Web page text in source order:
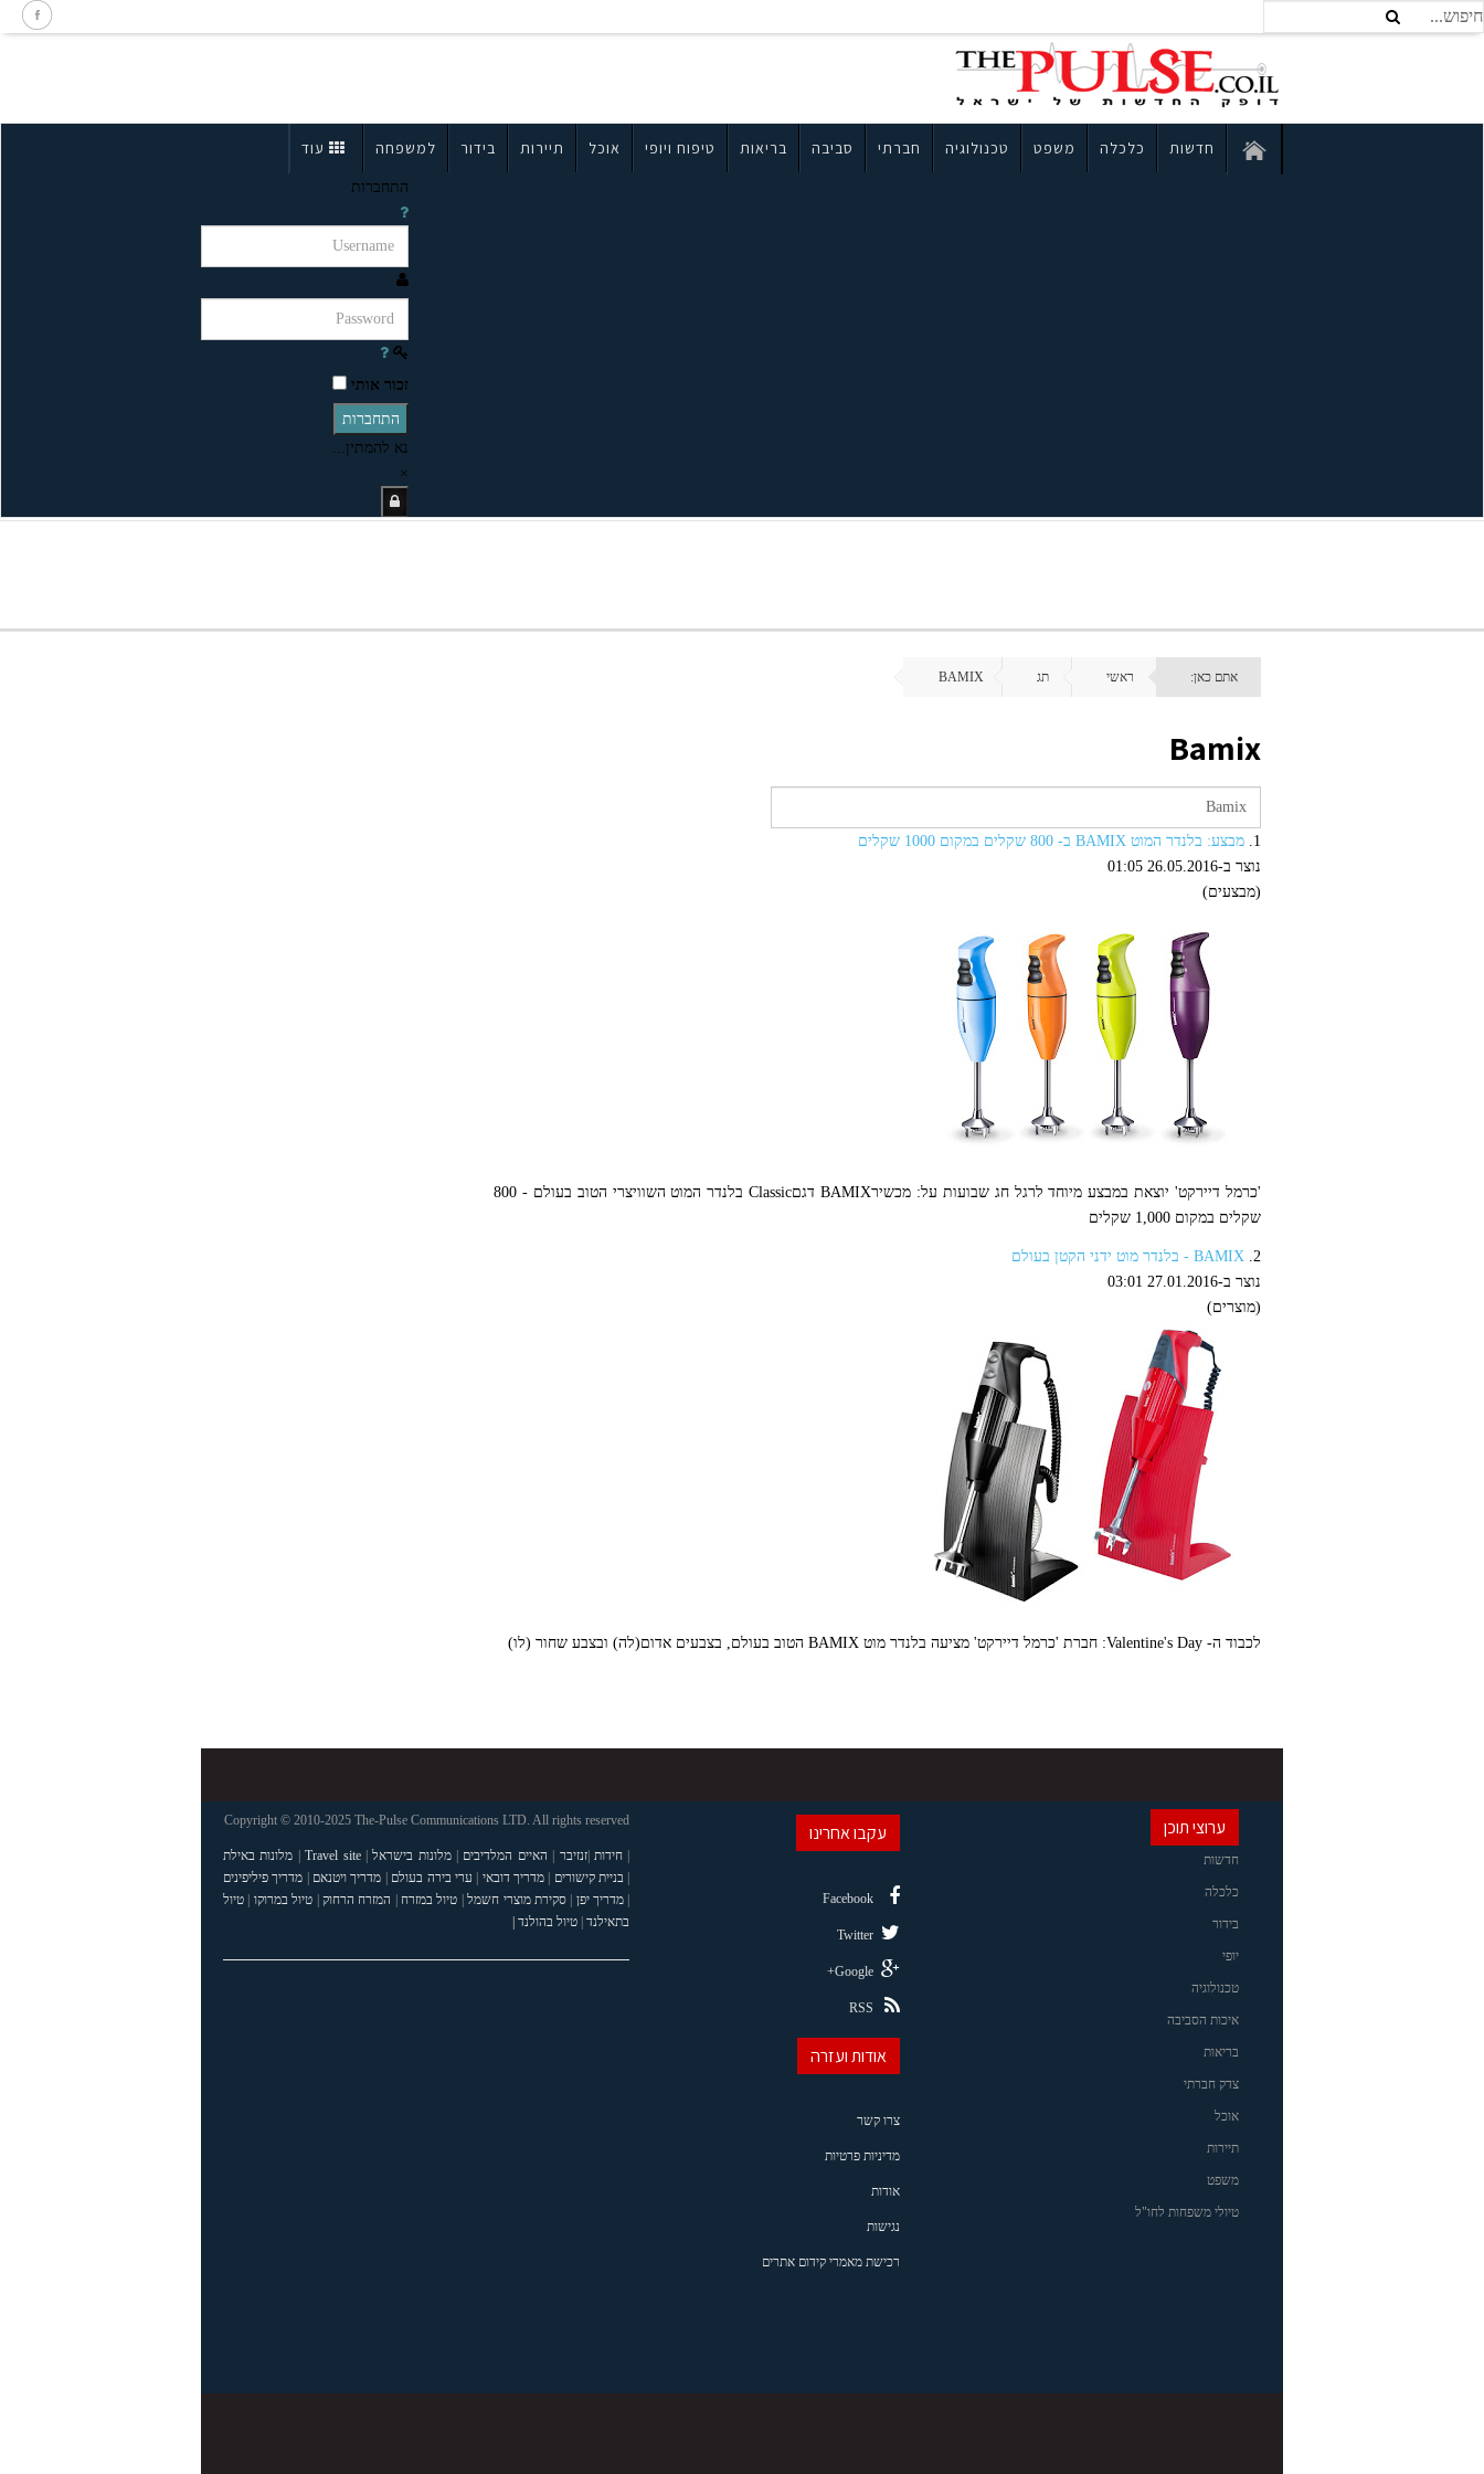
חדשות כלכלה משפט טכנולוגיה חברתי סביבה בריאות טיפוח ויופי אוכל תיירות בידור למשפחה עוד
התחברות
זכור אותי
התחברות
נא להמתין...
×
אתם כאן: ראשי תג BAMIX
Bamix
1. מבצע: בלנדר המוט BAMIX ב- 800 שקלים במקום 1000 שקלים
נוצר ב-26.05.2016 01:05
(מבצעים)
'כרמל דיירקט' יוצאת במבצע מיוחד לרגל חג שבועות על: מכשירBAMIX דגםClassic בלנדר המוט השוויצרי הטוב בעולם - 800
שקלים במקום 1,000 שקלים
2.
BAMIX - בלנדר מוט ידני הקטן בעולם
נוצר ב-27.01.2016 03:01
(מוצרים)
לכבוד ה- Valentine's Day: חברת 'כרמל דיירקט' מציעה בלנדר מוט BAMIX הטוב בעולם, בצבעים אדום(לה) ובצבע שחור (לו)
ערוצי תוכן
חדשות
כלכלה
בידור
יופי
טכנולוגיה
איכות הסביבה
בריאות
צדק חברתי
אוכל
תיירות
משפט
טיולי משפחות לחו"ל
עקבו אחרינו
Facebook
Twitter
Google+
RSS
אודות ועזרה
צרו קשר
מדיניות פרטיות
אודות
נגישות
רכישת מאמרי קידום אתרים
Copyright © 2010-2025 The-Pulse Communications LTD. All rights reserved
| חידות |זנזיבר | האיים המלדיבים |מלונות בישראל|
Travel site
| מלונות באילת
| בניית קישורים |מדריך דובאי | ערי בירה בעולם | מדריך ויטנאם | מדריך פיליפינים
| מדריך יפן |סקירת מוצרי חשמל| טיול במזרח | המזרח הרחוק | טיול במרוקו | טיול
בתאילנד| טיול בהולנד |